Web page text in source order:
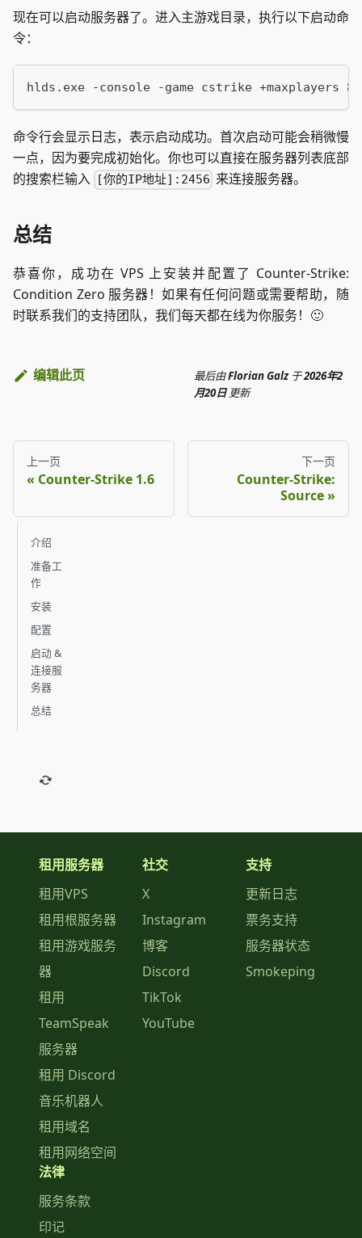
现在可以启动服务器了。进入主游戏目录，执行以下启动命
令：
hlds.exe -console -game cstrike +maxplayers 8
命令行会显示日志，表示启动成功。首次启动可能会稍微慢
一点，因为要完成初始化。你也可以直接在服务器列表底部
的搜索栏输入
[你的IP地址]:2456 来连接服务器。
总结
恭喜你，成功在 VPS 上安装并配置了 Counter-Strike:
Condition Zero 服务器！如果有任何问题或需要帮助，随
时联系我们的支持团队，我们每天都在线为你服务！🙂
编辑此页 最后由Florian Galz 于2026年2
月20日 更新
上一页
Counter-Strike 1.6
下一页
Counter-Strike:
Source
介绍
准备工
作
安装
配置
启动 &
连接服
务器
总结
租用服务器
租用VPS
租用根服务器
租用游戏服务
器
租用
TeamSpeak
服务器
租用 Discord
音乐机器人
租用域名
租用网络空间
社交
X
Instagram
博客
Discord
TikTok
YouTube
支持
更新日志
票务支持
服务器状态
Smokeping
法律
服务条款
印记